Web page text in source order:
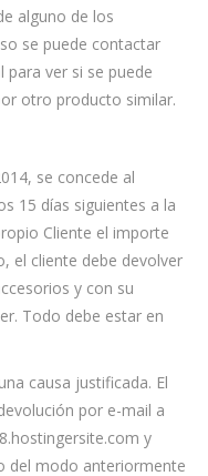
alguno de los
se puede contactar
ver si se puede
otro producto similar.
se concede al
15 días siguientes a la
Cliente el importe
el cliente debe devolver
y con su
Todo debe estar en
causa justificada. El
por e-mail a
y
del modo anteriormente